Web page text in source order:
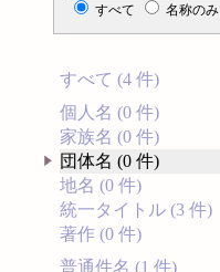
すべて 名称のみ
すべて (4 件)
個人名 (0 件)
家族名 (0 件)
団体名 (0 件)
地名 (0 件)
統一タイトル (3 件)
著作 (0 件)
普通件名 (1 件)